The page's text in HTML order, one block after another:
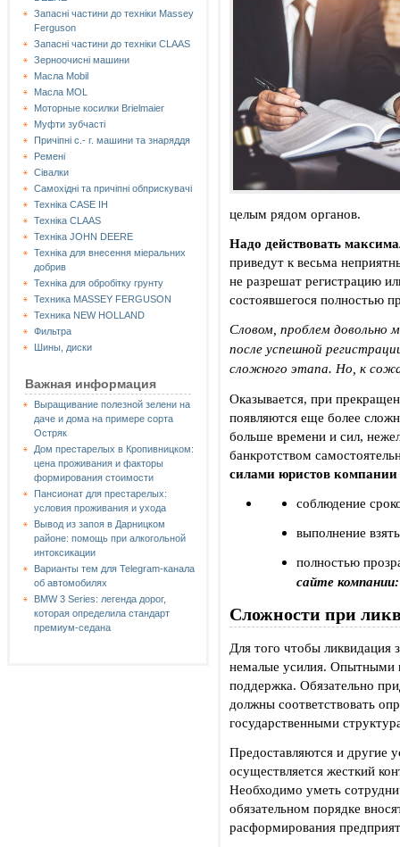
Запасні частини до техніки Massey
Ferguson
Запасні частини до техніки СLAAS
Зерноочисні машини
Масла Mobil
Масла MOL
Моторные косилки Brielmaier
Муфти зубчасті
Причіпні с.- г. машини та знаряддя
Ремені
Сівалки
Самохідні та причіпні обприскувачі
Техніка CASE IH
Техніка CLAAS
Техніка JOHN DEERE
Техніка для внесення міеральних
добрив
Техніка для обробітку грунту
Техника MASSEY FERGUSON
Техника NEW HOLLAND
Фильтра
Шины, диски
Важная информация
Выращивание полезной зелени на
даче и дома на примере сорта
Остряк
Дом престарелых в Кропивницком:
цена проживания и факторы
формирования стоимости
Пансионат для престарелых:
условия проживания и ухода
Вывод из запоя в Дарницком
районе: помощь при алкогольной
интоксикации
Варианты тем для Telegram-канала
об автомобилях
BMW 3 Series: легенда дорог,
которая определила стандарт
премиум-седана
целым рядом органов.
Надо действовать
приведут к весьма
не разрешат регистрацию
состоявшегося полностью
Словом, проблем довольно
после успешной
сложного этапа. Но, к
Оказывается, при
появляются еще более
больше времени и сил,
банкротством
силами юристов
соблюдение
выполнение
полностью
сайте компании:
Сложности при
Для того чтобы
немалые усилия. Опытными
поддержка. Обязательно
должны соответствовать
государственными
Предоставляются и другие
осуществляется жесткий
Необходимо уметь
обязательном порядке
расформирования